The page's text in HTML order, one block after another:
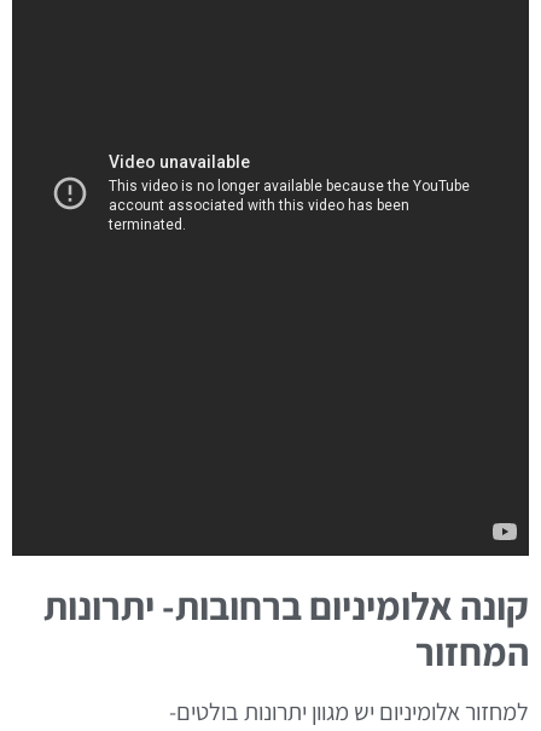
קונה אלומיניום ברחובות- יתרונות
המחזור
למחזור אלומיניום יש מגוון יתרונות בולטים-